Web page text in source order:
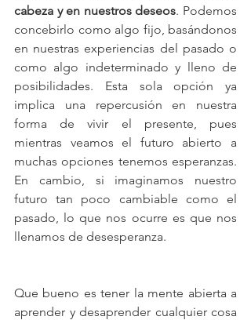
cabeza y en nuestros deseos. Podemos
concebirlo como algo fijo, basándonos
en nuestras experiencias del pasado o
como algo indeterminado y lleno de
posibilidades. Esta sola opción ya
implica una repercusión en nuestra
forma de vivir el presente, pues
mientras veamos el futuro abierto a
muchas opciones tenemos esperanzas.
En cambio, si imaginamos nuestro
futuro tan poco cambiable como el
pasado, lo que nos ocurre es que nos
llenamos de desesperanza.
Que bueno es tener la mente abierta a
aprender y desaprender cualquier cosa